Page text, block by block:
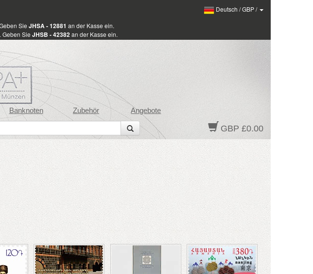
Deutsch /GBP/
Sie JHSA - 12881 an der Kasse ein.
Geben Sie JHSB - 42382 an der Kasse ein.
Banknoten Zubehör Angebote
GBP £0.00